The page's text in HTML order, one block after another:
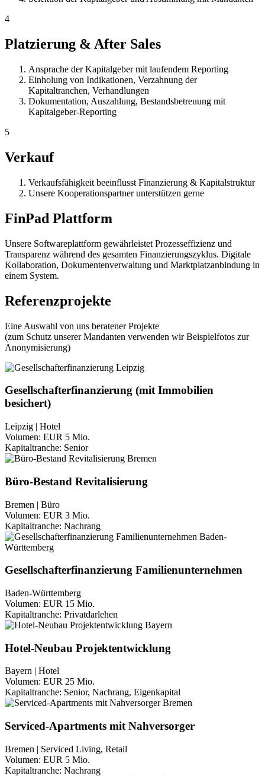
4
Platzierung & After Sales
Ansprache der Kapitalgeber mit laufendem Reporting
Einholung von Indikationen, Verzahnung der
Kapitaltranchen, Verhandlungen
Dokumentation, Auszahlung, Bestandsbetreuung mit
Kapitalgeber-Reporting
5
Verkauf
Verkaufsfähigkeit beeinflusst Finanzierung & Kapitalstruktur
Unsere Kooperationspartner unterstützen gerne
FinPad Plattform
Unsere Softwareplattform gewährleistet Prozesseffizienz und
Transparenz während des gesamten Finanzierungszyklus. Digitale
Kollaboration, Dokumentenverwaltung und Marktplatzanbindung in
einem System.
Referenzprojekte
Eine Auswahl von uns beratener Projekte
(zum Schutz unserer Mandanten verwenden wir Beispielfotos zur
Anonymisierung)
Gesellschafterfinanzierung (mit Immobilien
besichert)
Leipzig | Hotel
Volumen: EUR 5 Mio.
Kapitaltranche: Senior
Büro-Bestand Revitalisierung
Bremen | Büro
Volumen: EUR 3 Mio.
Kapitaltranche: Nachrang
Gesellschafterfinanzierung Familienunternehmen
Baden-Württemberg
Volumen: EUR 15 Mio.
Kapitaltranche: Privatdarlehen
Hotel-Neubau Projektentwicklung
Bayern | Hotel
Volumen: EUR 25 Mio.
Kapitaltranche: Senior, Nachrang, Eigenkapital
Serviced-Apartments mit Nahversorger
Bremen | Serviced Living, Retail
Volumen: EUR 5 Mio.
Kapitaltranche: Nachrang